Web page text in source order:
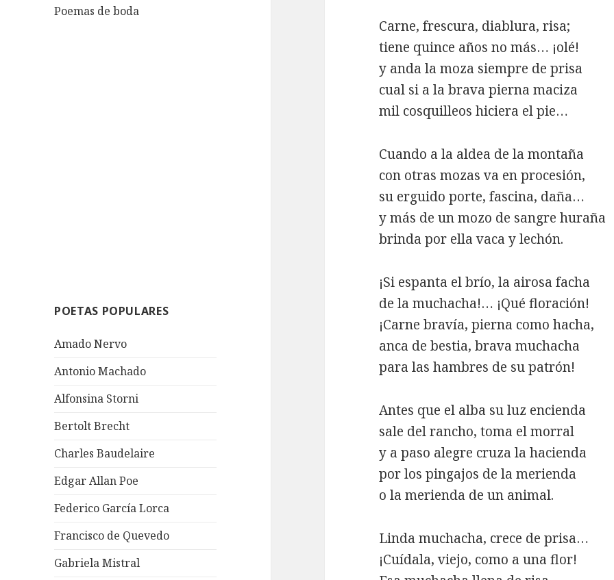
Poemas de boda
POETAS POPULARES
Amado Nervo
Antonio Machado
Alfonsina Storni
Bertolt Brecht
Charles Baudelaire
Edgar Allan Poe
Federico García Lorca
Francisco de Quevedo
Gabriela Mistral
Carne, frescura, diablura, risa;
tiene quince años no más… ¡olé!
y anda la moza siempre de prisa
cual si a la brava pierna maciza
mil cosquilleos hiciera el pie…
Cuando a la aldea de la montaña
con otras mozas va en procesión,
su erguido porte, fascina, daña…
y más de un mozo de sangre huraña
brinda por ella vaca y lechón.
¡Si espanta el brío, la airosa facha
de la muchacha!… ¡Qué floración!
¡Carne bravía, pierna como hacha,
anca de bestia, brava muchacha
para las hambres de su patrón!
Antes que el alba su luz encienda
sale del rancho, toma el morral
y a paso alegre cruza la hacienda
por los pingajos de la merienda
o la merienda de un animal.
Linda muchacha, crece de prisa…
¡Cuídala, viejo, como a una flor!